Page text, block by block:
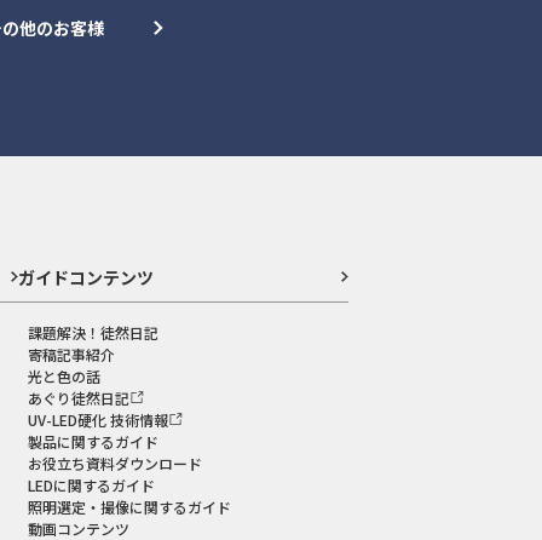
他のお客様
ガイドコンテンツ
課題解決！徒然日記
寄稿記事紹介
光と色の話
あぐり徒然日記
UV-LED硬化 技術情報
製品に関するガイド
お役立ち資料ダウンロード
LEDに関するガイド
照明選定・撮像に関するガイド
動画コンテンツ